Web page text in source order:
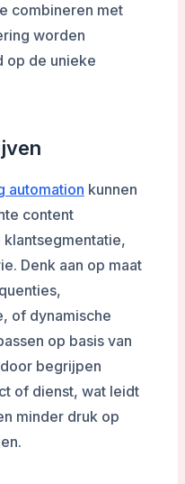
combineren met
worden
op de unieke
automation kunnen
content
Denk aan op maat
of dynamische
op basis van
begrijpen
of dienst, wat leidt
minder druk op